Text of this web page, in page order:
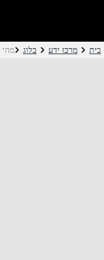
בית מרכז ידע בלוג מהי